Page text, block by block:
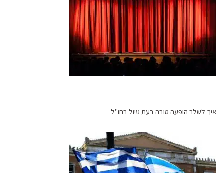
איך לשלב הופעה טובה בעת טיול בחו"ל